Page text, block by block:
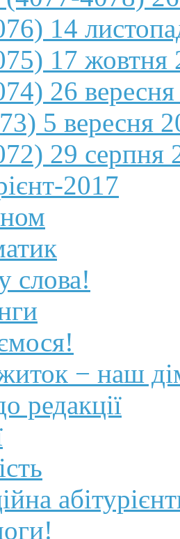
14
17 жовтня
26
5 вересня
29 серпня
2017
слова!
− наш
редакції